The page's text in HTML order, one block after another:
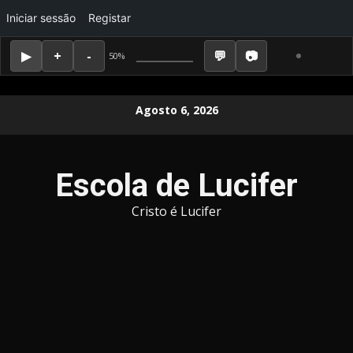
50%
Iniciar sessão Registar
Agosto 6, 2026
Escola de Lucifer
Cristo é Lucifer